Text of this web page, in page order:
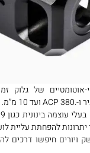
של גלוק
ויורים חיפשו דרכים